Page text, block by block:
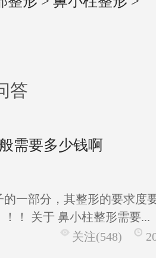
答
需要多少钱啊
的一部分，其整形的要求度
！！ 关于 鼻小柱整形需要...
关注(548)